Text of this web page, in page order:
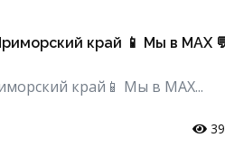
край 📱 Мы в MAX
край📱 Мы в MAX...
39